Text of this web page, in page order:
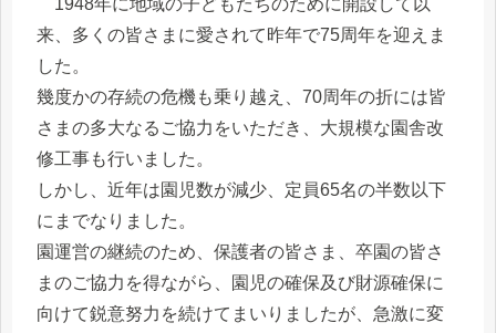
来、多くの皆さまに愛されて昨年で75周年を迎えま
した。
幾度かの存続の危機も乗り越え、70周年の折には皆
さまの多大なるご協力をいただき、大規模な園舎改
修工事も行いました。
しかし、近年は園児数が減少、定員65名の半数以下
にまでなりました。
園運営の継続のため、保護者の皆さま、卒園の皆さ
まのご協力を得ながら、園児の確保及び財源確保に
向けて鋭意努力を続けてまいりましたが、急激に変